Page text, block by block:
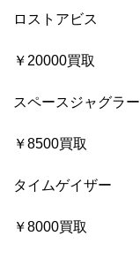
ロストアビス
￥20000買取
スペースジャグラー
￥8500買取
タイムゲイザー
￥8000買取